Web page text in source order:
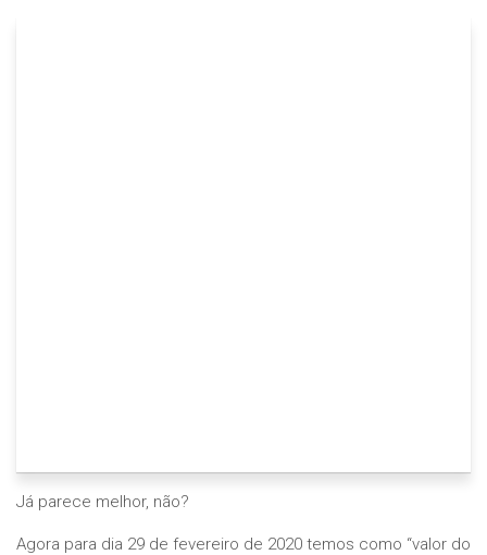
Já parece melhor, não?
Agora para dia 29 de fevereiro de 2020 temos como “valor do